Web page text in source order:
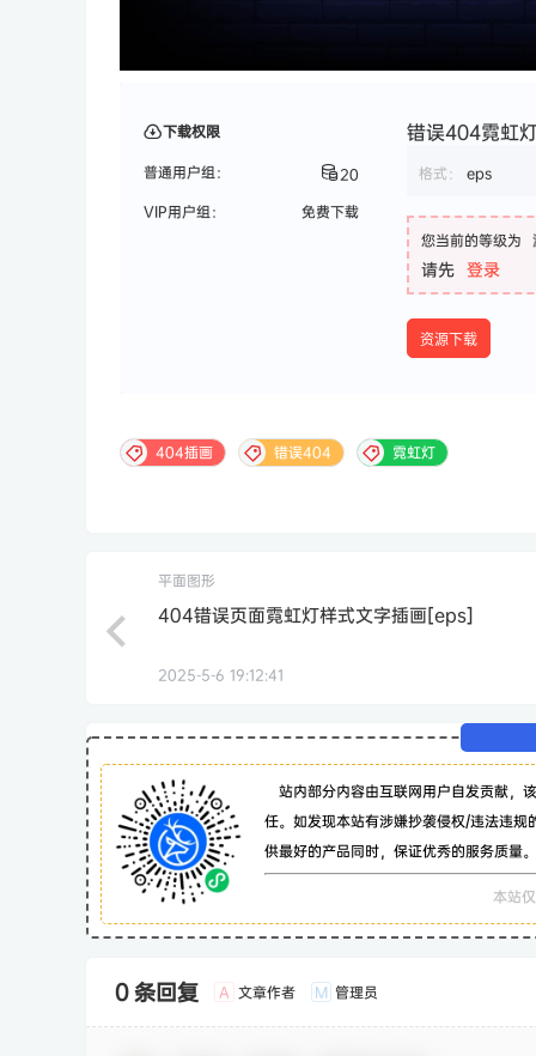
下载权限
普通用户组：
20
VIP用户组：
免费下载
错误404霓虹
格式： eps
您当前的等级为
请先 登录
资源下载
404插画 错误404 霓虹灯
平面图形
404错误页面霓虹灯样式文字插画[eps]
2025-5-6 19:12:41
站内部分内容由互联网用户自发贡献，
任。如发现本站有涉嫌抄袭侵权/违法违规
供最好的产品同时，保证优秀的服务质量。
本站
0 条回复 A 文章作者 M 管理员